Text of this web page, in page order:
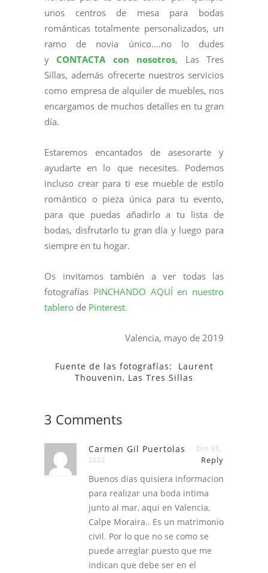
unos centros de mesa para bodas
románticas totalmente personalizados, un
ramo de novia único….no lo dudes
y CONTACTA con nosotros, Las Tres
Sillas, además ofrecerte nuestros servicios
como empresa de alquiler de muebles, nos
encargamos de muchos detalles en tu gran
día.
Estaremos encantados de asesorarte y
ayudarte en lo que necesites. Podemos
incluso crear para ti ese mueble de estilo
romántico o pieza única para tu evento,
para que puedas añadirlo a tu lista de
bodas, disfrutarlo tu gran día y luego para
siempre en tu hogar.
Os invitamos también a ver todas las
fotografías PINCHANDO AQUÍ en nuestro
tablero de Pinterest.
Valencia, mayo de 2019
Fuente de las fotografías: Laurent
Thouvenin, Las Tres Sillas
3 Comments
Carmen Gil Puertolas
Oct 05,
2022
Reply
Buenos dias quisiera informacion
para realizar una boda intima
junto al mar, aqui en Valencia,
Calpe Moraira.. Es un matrimonio
civil. Por lo que no se como se
puede arreglar puesto que me
indican que debe ser en el